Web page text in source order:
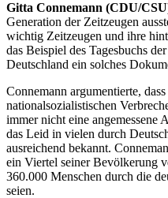
Gitta Connemann (CDU/
Generation der Zeitzeugen
wichtig Zeitzeugen und ihre
das Beispiel des Tagesbuchs
Deutschland ein solches
Connemann argumentierte,
nationalsozialistischen
immer nicht eine angemessene
das Leid in vielen durch
ausreichend bekannt.
ein Viertel seiner Bevölkerung
360.000 Menschen durch die
seien.